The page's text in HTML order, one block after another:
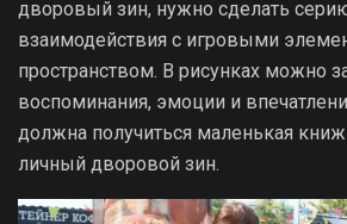
дворовый зин, нужно сделать
взаимодействия с игровыми
пространством. В рисунках можно
воспоминания, эмоции и
должна получиться маленькая
личный дворовой зин.